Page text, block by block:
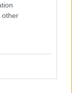
other